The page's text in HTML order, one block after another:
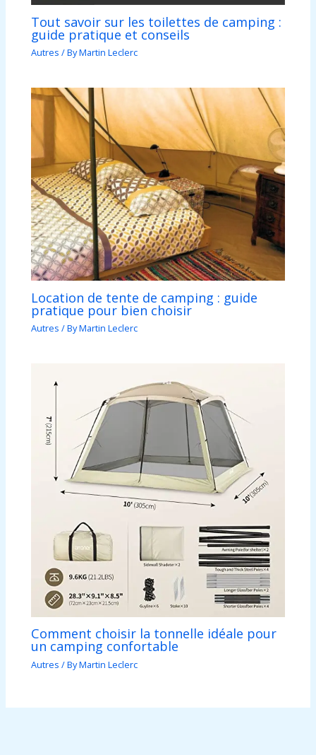
Tout savoir sur les toilettes de camping :
guide pratique et conseils
Autres / ByMartin Leclerc
Location de tente de camping : guide
pratique pour bien choisir
Autres / ByMartin Leclerc
Comment choisir la tonnelle idéale pour
un camping confortable
Autres / ByMartin Leclerc